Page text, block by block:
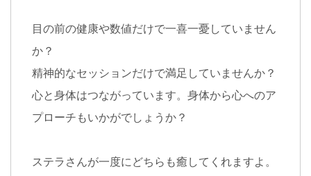
目の前の健康や数値だけで一喜一憂していません
か？
精神的なセッションだけで満足していませんか？
心と身体はつながっています。身体から心へのア
プローチもいかがでしょうか？
ステラさんが一度にどちらも癒してくれますよ。